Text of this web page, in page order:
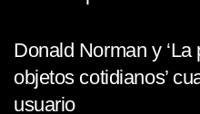
Donald Norman y
objetos cotidianos’
usuario